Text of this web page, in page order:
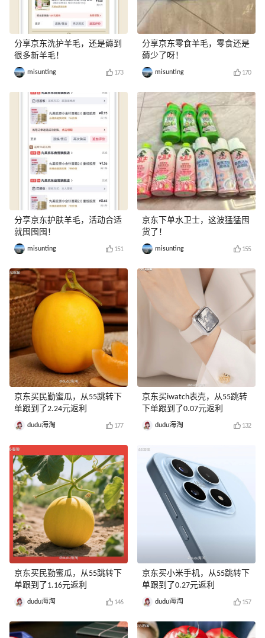
分享京东洗护羊毛，还是薅到
很多新羊毛！
misunting 173
分享京东护肤羊毛，活动合适
就囤囤囤！
misunting 151
京东买民勤蜜瓜，从55跳转下
单跟到了2.24元返利
dudu海淘 177
京东买民勤蜜瓜，从55跳转下
单跟到了1.16元返利
dudu海淘 146
分享京东零食羊毛，零食还是
薅少了呀！
misunting 170
京东下单水卫士，这波猛猛囤
货了！
misunting 155
京东买iwatch表壳，从55跳转
下单跟到了0.07元返利
dudu海淘 132
京东买小米手机，从55跳转下
单跟到了0.27元返利
dudu海淘 157